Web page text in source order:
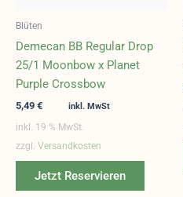
Blüten
Demecan BB Regular Drop
25/1 Moonbow x Planet
Purple Crossbow
5,49 € inkl. MwSt
inkl. 19 % MwSt.
zzgl. Versandkosten
Jetzt Reservieren